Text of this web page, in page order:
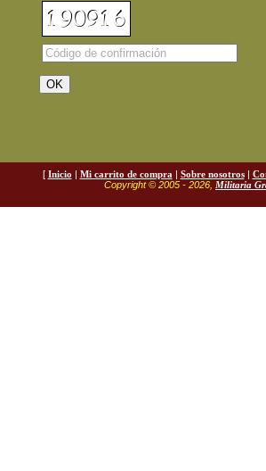
[ Inicio | Mi carrito de compra | Sobre nosotros|
Copyright © 2005 - 2026, Militaria